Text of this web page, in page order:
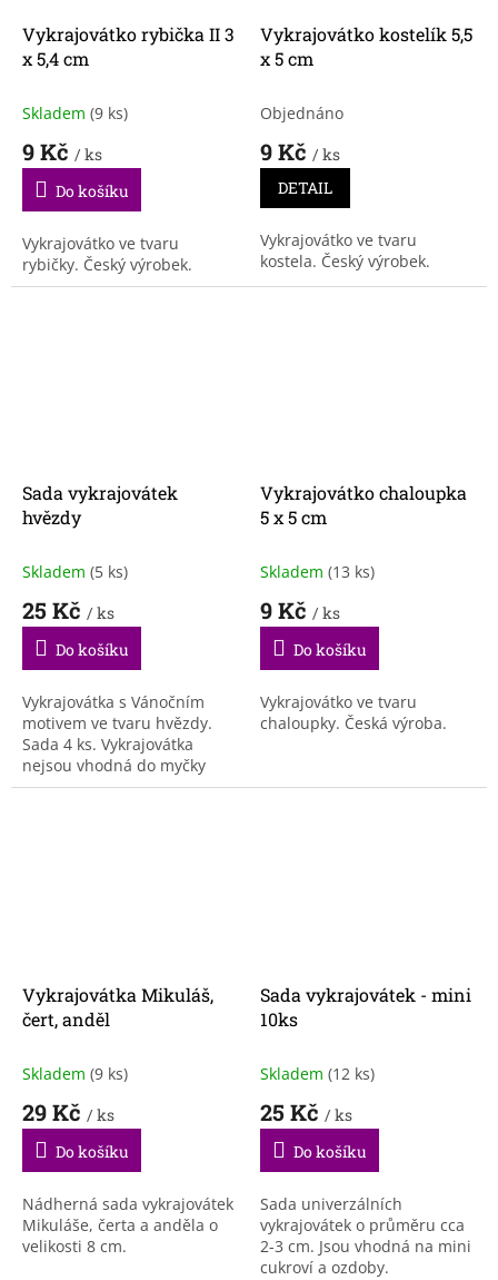
Vykrajovátko rybička II 3
x 5,4 cm
Skladem (9 ks)
9 Kč / ks
Do košíku
Vykrajovátko ve tvaru
rybičky. Český výrobek.
Vykrajovátko kostelík 5,5
x 5 cm
Objednáno
9 Kč / ks
DETAIL
Vykrajovátko ve tvaru
kostela. Český výrobek.
Sada vykrajovátek
hvězdy
Skladem (5 ks)
25 Kč / ks
Do košíku
Vykrajovátka s Vánočním
motivem ve tvaru hvězdy.
Sada 4 ks. Vykrajovátka
nejsou vhodná do myčky
nádobí.
Vykrajovátko chaloupka
5 x 5 cm
Skladem (13 ks)
9 Kč / ks
Do košíku
Vykrajovátko ve tvaru
chaloupky. Česká výroba.
Vykrajovátka Mikuláš,
čert, anděl
Skladem (9 ks)
29 Kč / ks
Do košíku
Nádherná sada vykrajovátek
Mikuláše, čerta a anděla o
velikosti 8 cm.
Sada vykrajovátek - mini
10ks
Skladem (12 ks)
25 Kč / ks
Do košíku
Sada univerzálních
vykrajovátek o průměru cca
2-3 cm. Jsou vhodná na mini
cukroví a ozdoby.